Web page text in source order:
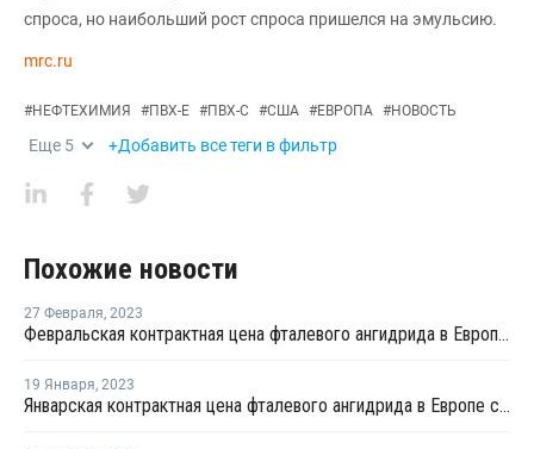
спроса, но наибольший рост спроса пришелся на эмульсию.
mrc.ru
#НЕФТЕХИМИЯ #ПВХ-Е #ПВХ-С #США #ЕВРОПА #НОВОСТЬ
Еще 5 +Добавить все теги в фильтр
Похожие новости
27 Февраля, 2023
Февральская контрактная цена фталевого ангидрида в Европе осталась на уровне января
19 Января, 2023
Январская контрактная цена фталевого ангидрида в Европе снизилась на EUR180 за тонну